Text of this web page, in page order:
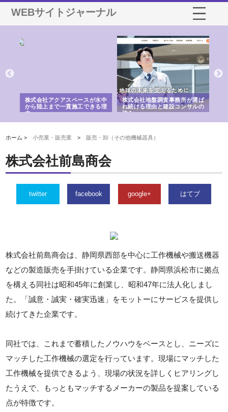
WEBサイトジャーナル
株式会社アクアスペースが水中
から陸上まで一貫施工できる理
由
株式会社地盤調査事務所が選ば
れ続ける理由と建設コンサルの
強み
ホーム >小売業・販売業 > 販売・卸（その他機械器具）
株式会社前島商会
twitter facebook google+ はてブ
株式会社前島商会は、静岡県西部を中心に工作機械や搬送機器
などの製造販売を手掛けている企業です。静岡県浜松市に拠点
を構える同社は昭和45年に創業し、昭和47年に法人化しまし
た。「誠意・誠実・確実迅速」をモットーにサービスを提供し
続けてきた企業です。
同社では、これまで蓄積したノウハウをベースとし、ニーズに
マッチした工作機械の選定を行っています。現場にマッチした
工作機械を提供できるよう、現場の状況を詳しくヒアリングし
たうえで、もっともマッチするメーカーの製品を提案している
点が特徴です。